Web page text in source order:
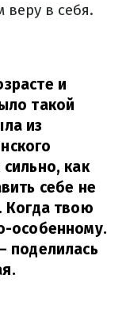
в себя.
и
такой
из
как
себе не
Когда твою
особенному.
– поделилась